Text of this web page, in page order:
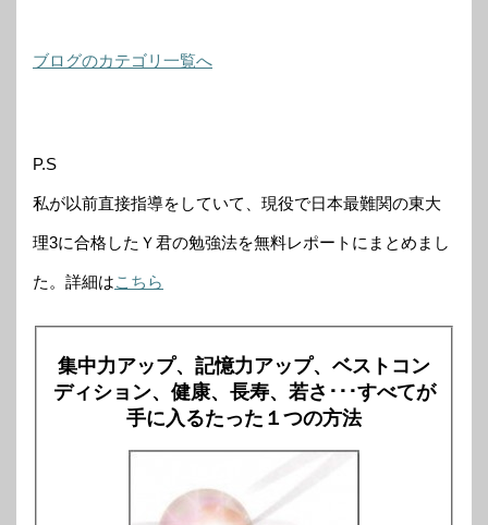
ブログのカテゴリ一覧へ
P.S
私が以前直接指導をしていて、現役で日本最難関の東大
理3に合格したＹ君の勉強法を無料レポートにまとめまし
た。詳細はこちら
集中力アップ、記憶力アップ、ベストコン
ディション、健康、長寿、若さ･･･すべてが
手に入るたった１つの方法